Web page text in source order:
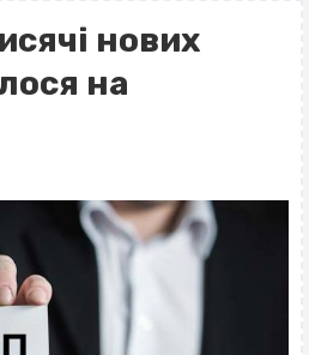
нових
на